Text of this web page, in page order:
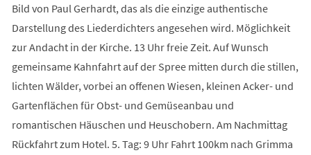
Bild von Paul Gerhardt, das als die einzige authentische
Darstellung des Liederdichters angesehen wird. Möglichkeit
zur Andacht in der Kirche. 13 Uhr freie Zeit. Auf Wunsch
gemeinsame Kahnfahrt auf der Spree mitten durch die stillen,
lichten Wälder, vorbei an offenen Wiesen, kleinen Acker- und
Gartenflächen für Obst- und Gemüseanbau und
romantischen Häuschen und Heuschobern. Am Nachmittag
Rückfahrt zum Hotel. 5. Tag: 9 Uhr Fahrt 100km nach Grimma